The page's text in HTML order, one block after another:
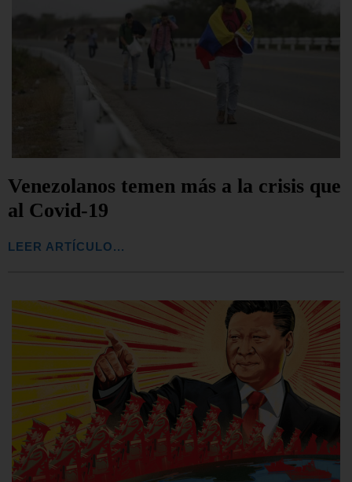
Venezolanos temen más a la crisis que
al Covid-19
LEER ARTÍCULO...